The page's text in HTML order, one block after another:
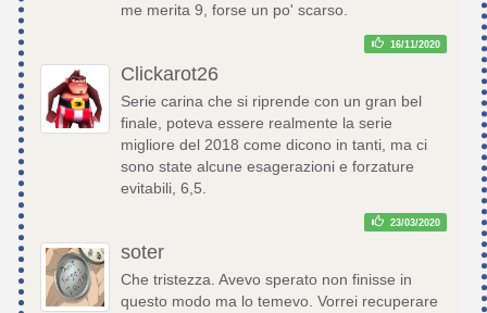
me merita 9, forse un po' scarso.
16/11/2020
Clickarot26
Serie carina che si riprende con un gran bel
finale, poteva essere realmente la serie
migliore del 2018 come dicono in tanti, ma ci
sono state alcune esagerazioni e forzature
evitabili, 6,5.
23/03/2020
soter
Che tristezza. Avevo sperato non finisse in
questo modo ma lo temevo. Vorrei recuperare